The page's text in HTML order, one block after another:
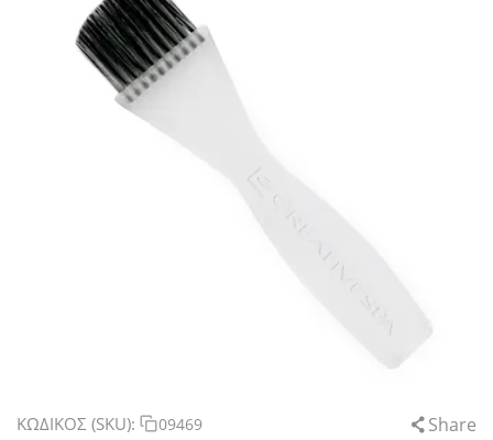
ΚΩΔΙΚΟΣ (SKU): 09469 Share